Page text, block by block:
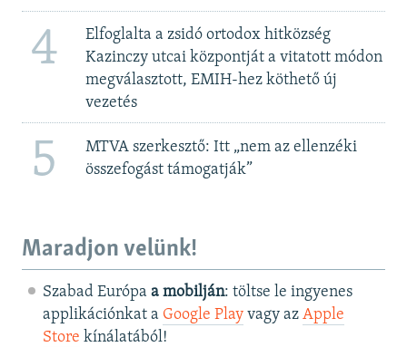
4
Elfoglalta a zsidó ortodox hitközség
Kazinczy utcai központját a vitatott módon
megválasztott, EMIH-hez köthető új
vezetés
5
MTVA szerkesztő: Itt „nem az ellenzéki
összefogást támogatják”
Maradjon velünk!
Szabad Európa a mobilján: töltse le ingyenes
applikációnkat a Google Playvagy az Apple
Store kínálatából!